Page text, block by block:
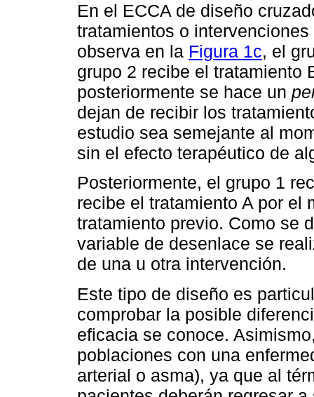
En el ECCA de diseño
tratamientos o
observa en la Figura 1c, el
grupo 2 recibe el tratamiento
posteriormente se hace un
dejan de recibir los
estudio sea semejante al
sin el efecto terapéutico de
Posteriormente, el grupo 1
recibe el tratamiento A por el
tratamiento previo. Como se
variable de desenlace se
de una u otra intervención.
Este tipo de diseño es
comprobar la posible
eficacia se conoce.
poblaciones con una
arterial o asma), ya que al